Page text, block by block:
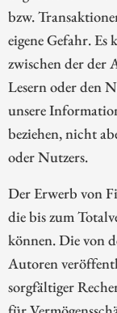
bzw.
eigene Gefahr.
zwischen der der
Lesern oder den
unsere
beziehen, nicht
oder Nutzers.
Der Erwerb von
die bis zum
können. Die von
Autoren
sorgfältiger